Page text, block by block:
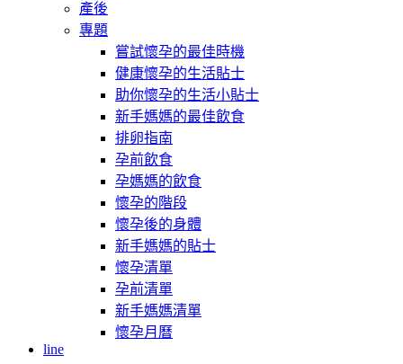
產後
專題
嘗試懷孕的最佳時機
健康懷孕的生活貼士
助你懷孕的生活小貼士
新手媽媽的最佳飲食
排卵指南
孕前飲食
孕媽媽的飲食
懷孕的階段
懷孕後的身體
新手媽媽的貼士
懷孕清單
孕前清單
新手媽媽清單
懷孕月曆
line